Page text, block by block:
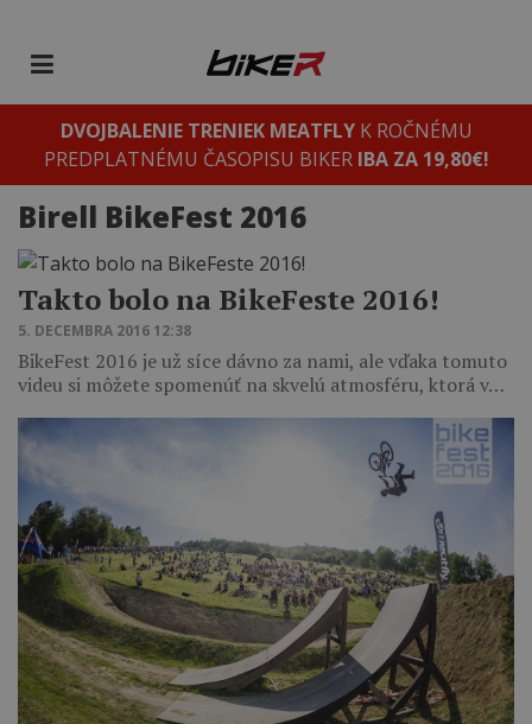
DVOJBALENIE TRENIEK MEATFLYK ROČNÉMU
PREDPLATNÉMU ČASOPISU BIKER IBA ZA 19,80€!
Birell BikeFest 2016
Takto bolo na BikeFeste 2016!
5. DECEMBRA 2016 12:38
BikeFest 2016 je už síce dávno za nami, ale vďaka tomuto
videu si môžete spomenúť na skvelú atmosféru, ktorá v…